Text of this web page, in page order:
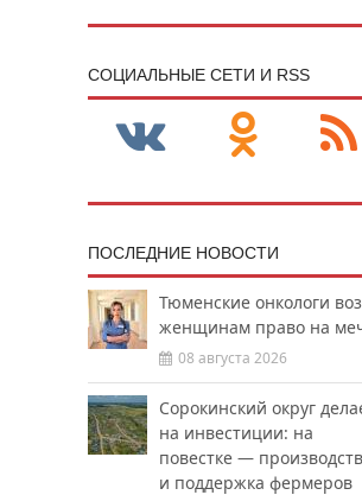
CОЦИАЛЬНЫЕ СЕТИ И RSS
ПОСЛЕДНИЕ НОВОСТИ
Тюменские онкологи
женщинам право на
08 августа 2026
Сорокинский округ
на инвестиции: на
повестке —
и поддержка фермеров